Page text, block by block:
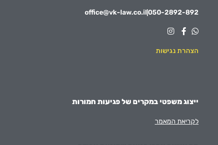
050-2892-892
office@vk-law.co.il
הצהרת נגישות
ייצוג משפטי במקרים של פגיעות חמורות
לקריאת המאמר